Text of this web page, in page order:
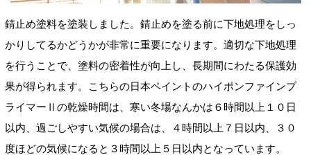
錆止め塗料を塗装しました。錆止めを塗る前に下地処理をしっ
かりしてるかどうかが非常に重要になります。適切な下地処理
を行うことで、塗料の密着性が向上し、長期間にわたる保護効
果が得られます。こちらの日本ペイントのハイポンファインプ
ライマーⅡの乾燥時間は、寒い冬場なんかは６時間以上１０日
以内、過ごしやすい気候の場合は、４時間以上７日以内、３０
度ほどの気候になると３時間以上５日以内となっています。